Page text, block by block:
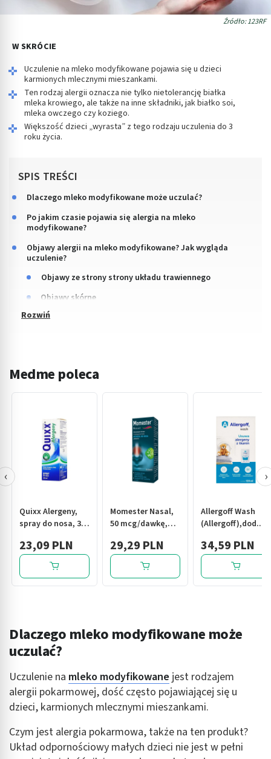
Źródło: 123RF
W SKRÓCIE
Uczulenie na mleko modyfikowane pojawia się u dzieci
karmionych mlecznymi mieszankami.
Ten rodzaj alergii oznacza nie tylko nietolerancję białka
mleka krowiego, ale także na inne składniki, jak białko soi,
mleka owczego czy koziego.
Większość dzieci „wyrasta” z tego rodzaju uczulenia do 3
roku życia.
SPIS TREŚCI
Dlaczego mleko modyfikowane może uczulać?
Po jakim czasie pojawia się alergia na mleko
modyfikowane?
Objawy alergii na mleko modyfikowane? Jak wygląda
uczulenie?
Objawy ze strony strony układu trawiennego
Objawy skórne
Medme poleca
Quixx Alergeny,
spray do nosa, 30
23,09 PLN
Momester Nasal,
50 mcg/dawkę,
60 dawek
29,29 PLN
Allergoff Wash
(Allergoff),dod.d/
34,59 PLN
‹ ›
Dlaczego mleko modyfikowane może
uczulać?
Uczulenie na mleko modyfikowane jest rodzajem
alergii pokarmowej, dość często pojawiającej się u
dzieci, karmionych mlecznymi mieszankami.
Czym jest alergia pokarmowa, także na ten produkt?
Układ odpornościowy małych dzieci nie jest w pełni